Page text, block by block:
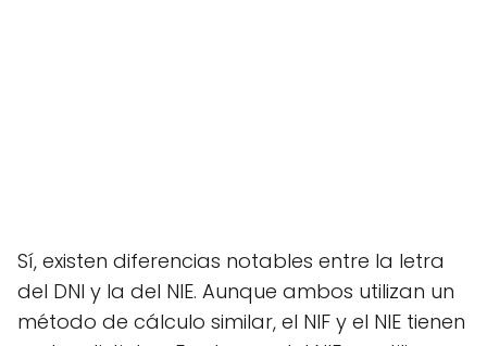
Sí, existen diferencias notables entre la letra
del DNI y la del NIE. Aunque ambos utilizan un
método de cálculo similar, el NIF y el NIE tienen